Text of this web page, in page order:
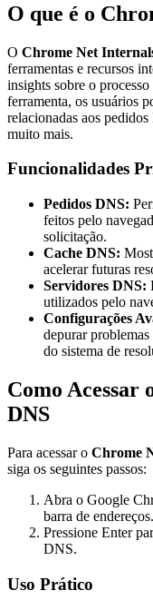
O que é o
O Chrome Net
ferramentas e recursos
insights sobre o
ferramenta, os usuários
relacionadas aos
muito mais.
Funcionalidades
Pedidos DNS:
feitos pelo
solicitação.
Cache DNS:
acelerar futuras
Servidores DNS:
utilizados pelo
Configurações
depurar
do sistema de
Como Acessar
DNS
Para acessar o Chrome
siga os seguintes passos:
Abra o Google
barra de endereços.
Pressione Enter
DNS.
Uso Prático